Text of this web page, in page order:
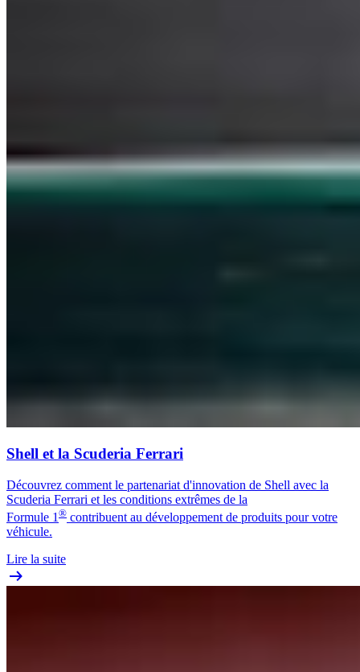
Shell et la Scuderia Ferrari
Découvrez comment le partenariat d'innovation de Shell avec la
Scuderia Ferrari et les conditions extrêmes de la
Formule 1 ® contribuent au développement de produits pour votre
véhicule.
Lire la suite